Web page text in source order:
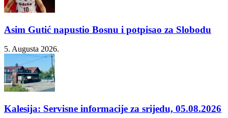
Asim Gutić napustio Bosnu i potpisao za Slobodu
5. Augusta 2026.
Kalesija: Servisne informacije za srijedu, 05.08.2026